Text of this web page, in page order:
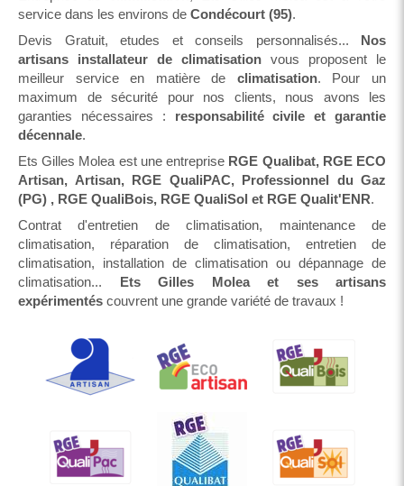
service dans les environs de Condécourt (95).
Devis Gratuit, etudes et conseils personnalisés... Nos
artisans installateur de climatisation vous proposent le
meilleur service en matière de climatisation. Pour un
maximum de sécurité pour nos clients, nous avons les
garanties nécessaires : responsabilité civile et garantie
décennale.
Ets Gilles Molea est une entreprise RGE Qualibat, RGE ECO
Artisan, Artisan, RGE QualiPAC, Professionnel du Gaz
(PG) , RGE QualiBois, RGE QualiSol et RGE Qualit'ENR.
Contrat d'entretien de climatisation, maintenance de
climatisation, réparation de climatisation, entretien de
climatisation, installation de climatisation ou dépannage de
climatisation... Ets Gilles Molea et ses artisans
expérimentés couvrent une grande variété de travaux !